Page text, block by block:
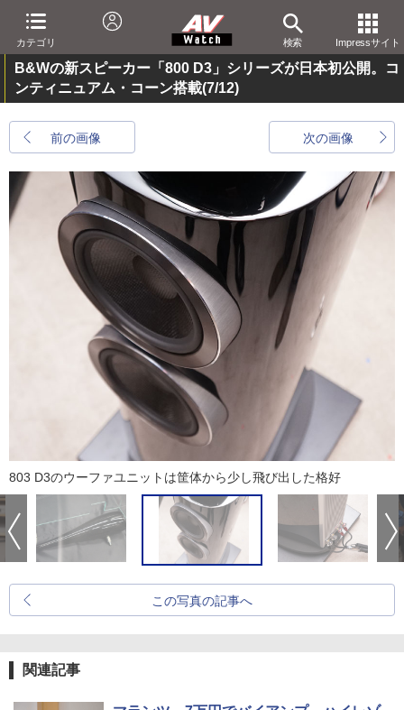
カテゴリ 検索 Impressサイト
B&Wの新スピーカー「800 D3」シリーズが日本初公開。コ
ンティニュアム・コーン搭載(7/12)
前の画像 次の画像
803 D3のウーファユニットは筐体から少し飛び出した格好
この写真の記事へ
関連記事